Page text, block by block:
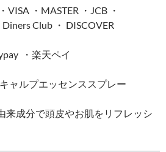
・MASTER ・JCB ・
Club ・ DISCOVER
・楽天ペイ
ャルプエッセンススプレー
来成分で頭皮やお肌をリフレッシ